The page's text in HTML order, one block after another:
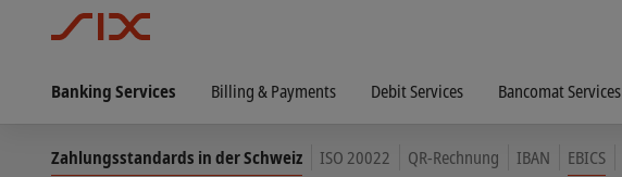
Banking Services Billing & Payments Debit Services Bancomat Services
Zahlungsstandards in der Schweiz ISO 20022 QR-Rechnung IBAN EBICS